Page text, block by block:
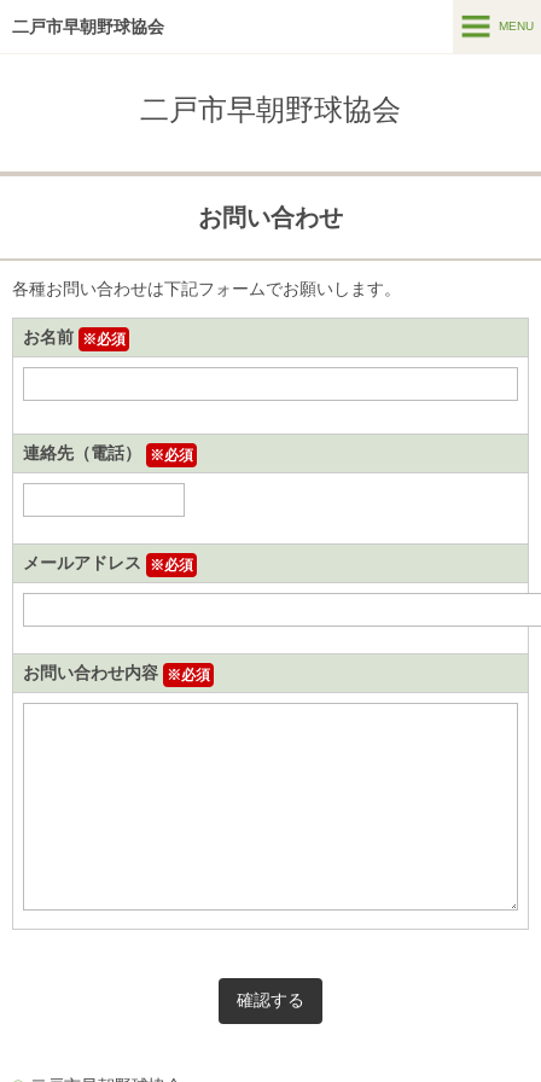
二戸市早朝野球協会
二戸市早朝野球協会
MENU
試合結果報告
協会規約・申請書類
二戸ベースボールクラシック
お問い合わせ
各種お問い合わせは下記フォームでお願いします。
お名前 ※必須
連絡先（電話） ※必須
メールアドレス ※必須
お問い合わせ内容 ※必須